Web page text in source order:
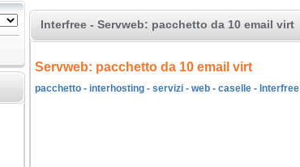
Interfree - Servweb: pacchetto da 10 email virt
Servweb: pacchetto da 10 email virt
pacchetto - interhosting - servizi - web - caselle - Interfree